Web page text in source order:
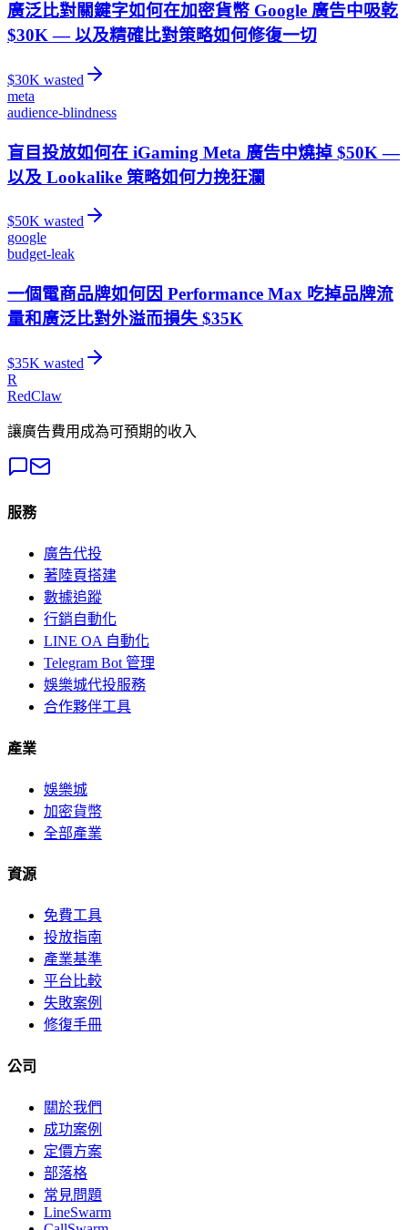
廣泛比對關鍵字如何在加密貨幣 Google 廣告中吸乾
$30K — 以及精確比對策略如何修復一切
$30K wasted
meta
audience-blindness
盲目投放如何在 iGaming Meta 廣告中燒掉 $50K —
以及 Lookalike 策略如何力挽狂瀾
$50K wasted
google
budget-leak
一個電商品牌如何因 Performance Max 吃掉品牌流
量和廣泛比對外溢而損失 $35K
$35K wasted
R
RedClaw
讓廣告費用成為可預期的收入
服務
廣告代投
著陸頁搭建
數據追蹤
行銷自動化
LINE OA 自動化
Telegram Bot 管理
娛樂城代投服務
合作夥伴工具
產業
娛樂城
加密貨幣
全部產業
資源
免費工具
投放指南
產業基準
平台比較
失敗案例
修復手冊
公司
關於我們
成功案例
定價方案
部落格
常見問題
LineSwarm